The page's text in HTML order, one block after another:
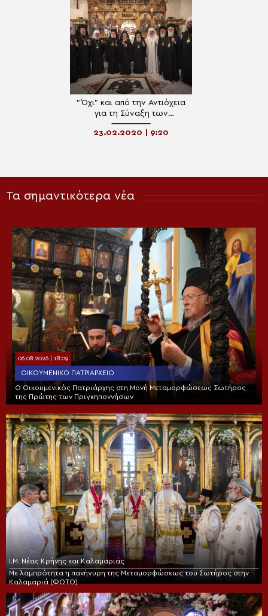
“Όχι” και από την Αντιόχεια
για τη Σύναξη των
Προκαθημένων
23.02.2020 | 9:20
Τα σημαντικότερα νέα
06.08.2026 | 18:09
ΟΙΚΟΥΜΕΝΙΚΌ ΠΑΤΡΙΑΡΧΕΊΟ
Ο Οικουμενικός Πατριάρχης στη Μονή Μεταμορφώσεως Σωτήρος
της Πρώτης των Πριγκηποννήσων
Ι.Μ. Νέας Κρήνης και Καλαμαριάς
Με λαμπρότητα η πανήγυρη της Μεταμορφώσεως του Σωτήρος στην
Καλαμαριά (ΦΩΤΟ)